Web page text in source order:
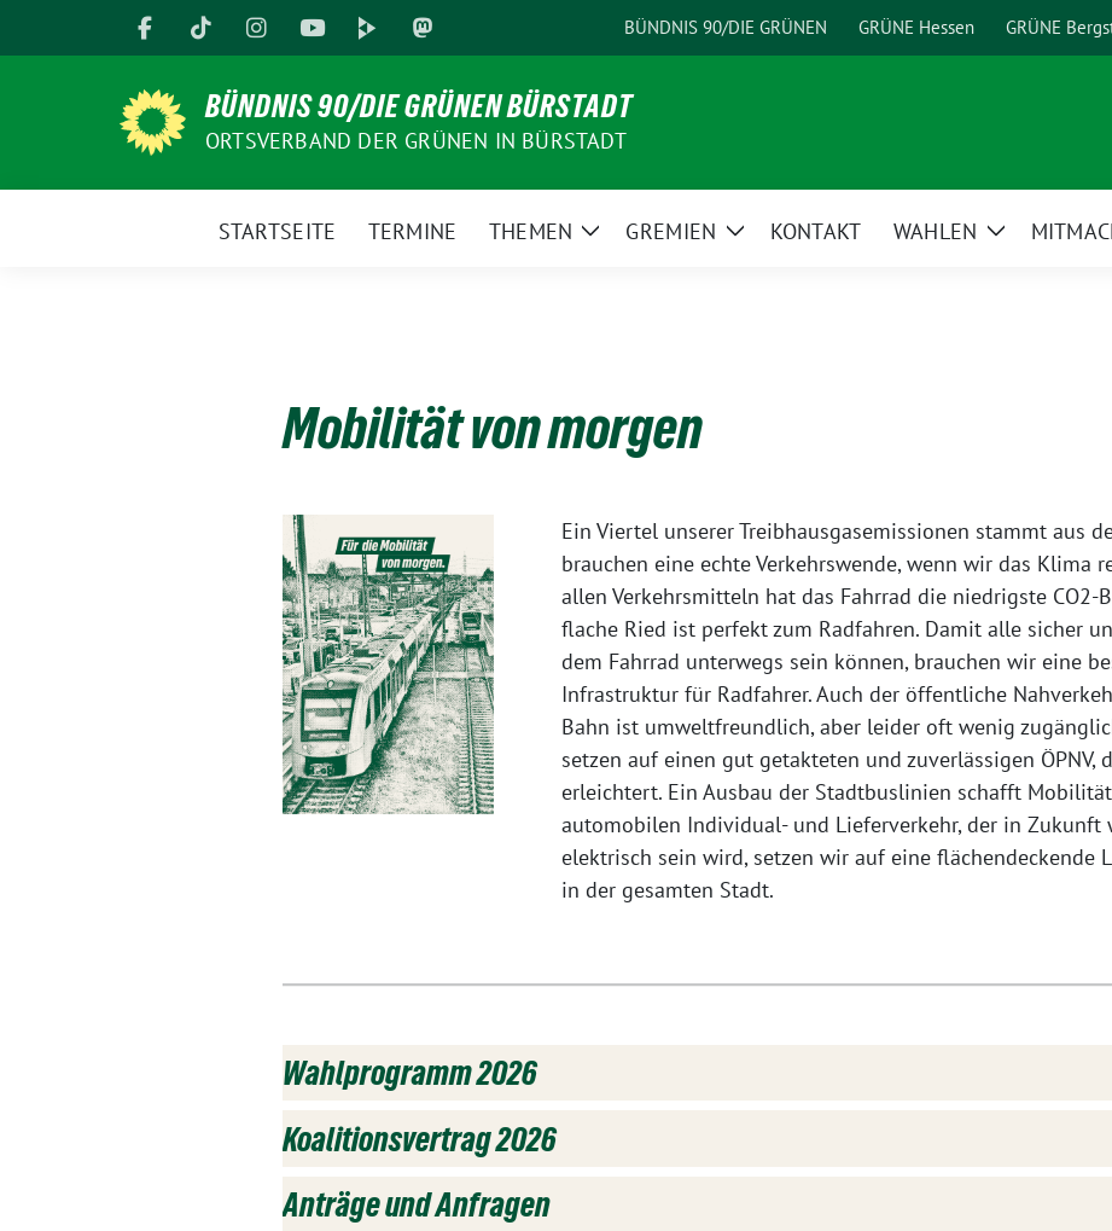
zum
BÜNDNIS 90/DIE GRÜNEN GRÜNE Hessen GRÜNE
BÜNDNIS 90/DIE GRÜNEN BÜRSTADT
ORTSVERBAND DER GRÜNEN IN BÜRSTADT
STARTSEITE TERMINE THEMEN
ZeigeGREMIEN
ZeigeKONTAKT WAHLEN
Zeige
Mobilität von morgen
Ein Viertel unserer Treibhausgasemissionen stammt aus
brauchen eine echte Verkehrswende, wenn wir das Klima
allen Verkehrsmitteln hat das Fahrrad die niedrigste CO2-
flache Ried ist perfekt zum Radfahren. Damit alle sicher
dem Fahrrad unterwegs sein können, brauchen wir eine
Infrastruktur für Radfahrer. Auch der öffentliche
Bahn ist umweltfreundlich, aber leider oft wenig
setzen auf einen gut getakteten und zuverlässigen ÖPNV,
erleichtert. Ein Ausbau der Stadtbuslinien schafft
automobilen Individual- und Lieferverkehr, der in Zukunft
elektrisch sein wird, setzen wir auf eine flächendeckende
in der gesamten Stadt.
Wahlprogramm 2026
Koalitionsvertrag 2026
Anträge und Anfragen